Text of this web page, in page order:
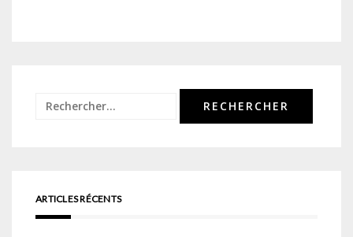
Rechercher :
ARTICLES RÉCENTS